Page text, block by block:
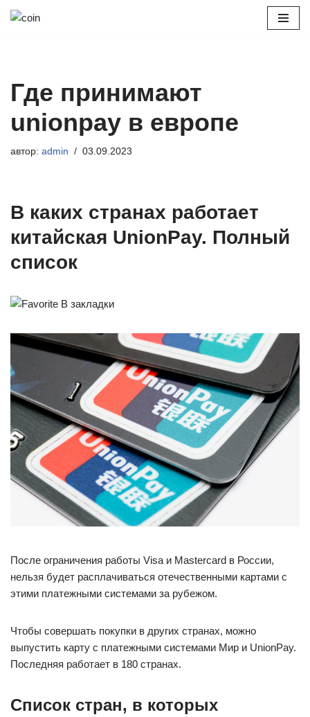
Где принимают
unionpay в европе
автор: admin 03.09.2023
В каких странах работает
китайская UnionPay. Полный
список
В закладки
После ограничения работы Visa и Mastercard в России,
нельзя будет расплачиваться отечественными картами с
этими платежными системами за рубежом.
Чтобы совершать покупки в других странах, можно
выпустить карту с платежными системами Мир и UnionPay.
Последняя работает в 180 странах.
Список стран, в которых